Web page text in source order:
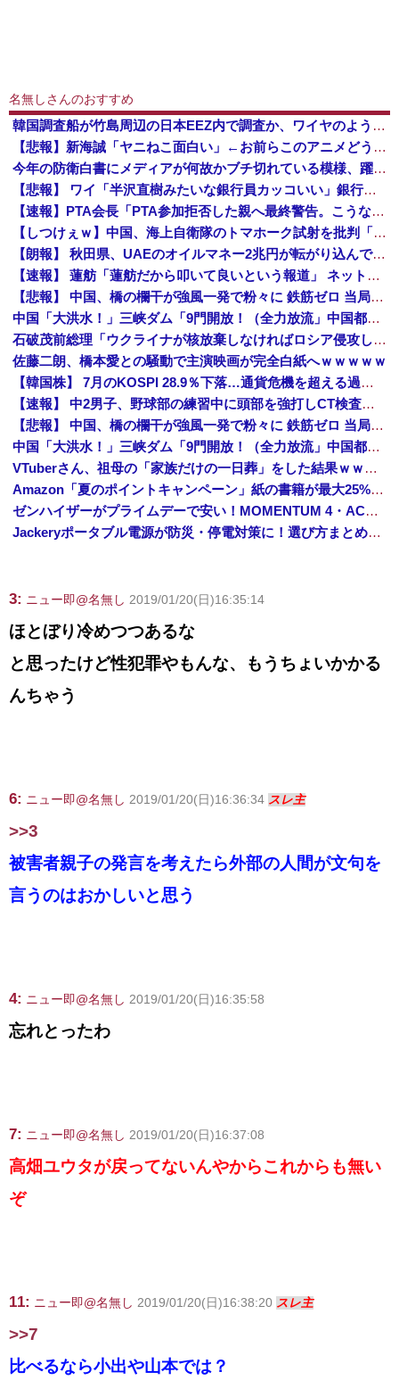
名無しさんのおすすめ
韓国調査船が竹島周辺の日本EEZ内で調査か、ワイヤのようなもの海中に投入…外務省が抗議！
【悲報】新海誠「ヤニねこ面白い」←お前らこのアニメどう思ってんの？
今年の防衛白書にメディアが何故かブチ切れている模様、躍起になって批判するも逆に有権者からは……
【悲報】 ワイ「半沢直樹みたいな銀行員カッコいい」銀行員の友人「あんな奴居ねえよ」
【速報】PTA会長「PTA参加拒否した親へ最終警告。こうなってもいい？」問題になりすぎて即撤回
【しつけぇｗ】中国、海上自衛隊のトマホーク試射を批判「周辺の安全保障上の脅威を口実に再軍備を加速している」
【朗報】 秋田県、UAEのオイルマネー2兆円が転がり込んでガチで東北最強になるぞｗｗｗｗｗｗｗ
【速報】 蓮舫「蓮舫だから叩いて良いという報道」 ネット「高市だから叩いて良いをやってるのがお前だろ」
【悲報】 中国、橋の欄干が強風一発で粉々に 鉄筋ゼロ 当局「接着剤でくっつけただけ」「正常で、品質問題はない」
中国「大洪水！」三峡ダム「9門開放！（全力放流」中国都市「三峡沿線の道路水没」中国政府「高速道路封鎖！」中国ダム「緊急放流に合わせて開門（土砂崩れ発生」→
石破茂前総理「ウクライナが核放棄しなければロシア侵攻しなかった」！
佐藤二朗、橋本愛との騒動で主演映画が完全白紙へｗｗｗｗｗ
【韓国株】 7月のKOSPI 28.9％下落…通貨危機を超える過去最大の下げ幅
【速報】 中2男子、野球部の練習中に頭部を強打しCT検査→70代医師「問題ないです」→中学生死亡「他人のCT画像みてました」
【悲報】 中国、橋の欄干が強風一発で粉々に 鉄筋ゼロ 当局「接着剤でくっつけただけ」「正常で、品質問題はない」
中国「大洪水！」三峡ダム「9門開放！（全力放流」中国都市「三峡沿線の道路水没」中国政府「高速道路封鎖！」中国ダム「緊急放流に合わせて開門（土砂崩れ発生」→
VTuberさん、祖母の「家族だけの一日葬」をした結果ｗｗｗｗｗｗｗ
Amazon「夏のポイントキャンペーン」紙の書籍が最大25%ポイント還元 対象と条件を整理（2026年7月）
ゼンハイザーがプライムデーで安い！MOMENTUM 4・ACCENTUMなど対象モデルまとめ！
Jackeryポータブル電源が防災・停電対策に！選び方まとめ【プライムデー最終日】
3: ニュー即@名無し 2019/01/20(日)16:35:14
ほとぼり冷めつつあるな
と思ったけど性犯罪やもんな、もうちょいかかる
んちゃう
6: ニュー即@名無し 2019/01/20(日)16:36:34 スレ主
>>3
被害者親子の発言を考えたら外部の人間が文句を
言うのはおかしいと思う
4: ニュー即@名無し 2019/01/20(日)16:35:58
忘れとったわ
7: ニュー即@名無し 2019/01/20(日)16:37:08
高畑ユウタが戻ってないんやからこれからも無い
ぞ
11: ニュー即@名無し 2019/01/20(日)16:38:20 スレ主
>>7
比べるなら小出や山本では？